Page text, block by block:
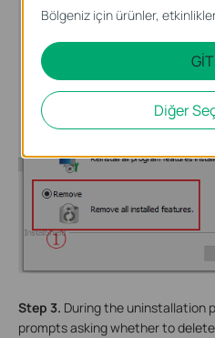
Step 3. During the uninstallation
prompts asking whether to
Bölgeniz için ürünler,
GİT
Diğer